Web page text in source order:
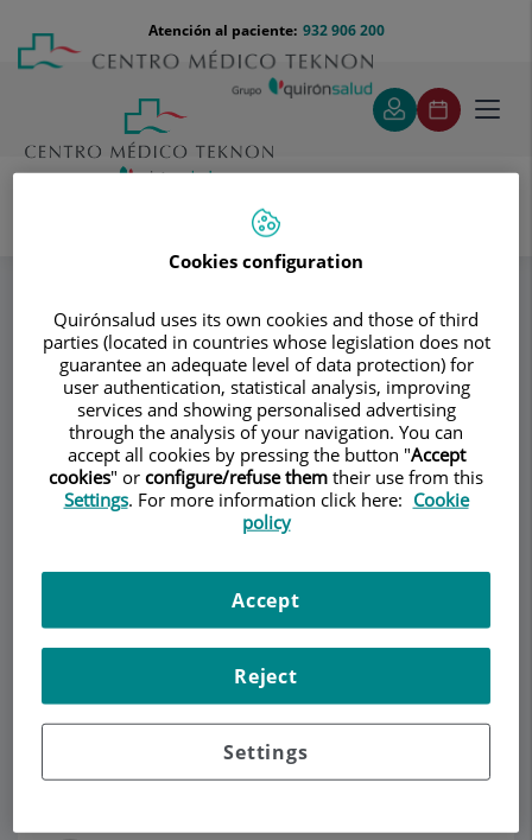
contenido
Menú
teléfono
cabecera
932 906 200
Atención al paciente:
Dr. José María Palacín
Consultorio
Dr. José María
Palacín
CIRUGÍA PLÁSTICA Y REPARADORA
EquipoContacto
Pedir cita
Cookies configuration
Quirónsalud uses its own cookies and those of third
parties (located in countries whose legislation does not
guarantee an adequate level of data protection) for
user authentication, statistical analysis, improving
services and showing personalised advertising
through the analysis of your navigation. You can
accept all cookies by pressing the button "Accept
cookies" or configure/refuse them their use from this
Settings. For more information click here: Cookie
policy
Settings
Reject
Accept